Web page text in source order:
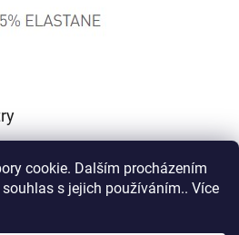
cookie. Dalším procházením
s jejich používáním.. Více